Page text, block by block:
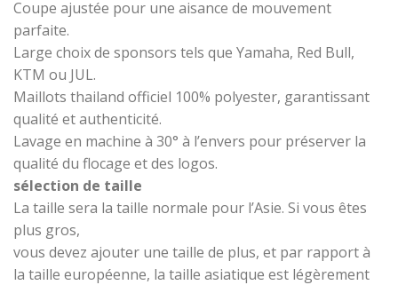
Coupe ajustée pour une aisance de mouvement
parfaite.
Large choix de sponsors tels que Yamaha, Red Bull,
KTM ou JUL.
Maillots thailand officiel 100% polyester, garantissant
qualité et authenticité.
Lavage en machine à 30° à l’envers pour préserver la
qualité du flocage et des logos.
sélection de taille
La taille sera la taille normale pour l’Asie. Si vous êtes
plus gros,
vous devez ajouter une taille de plus, et par rapport à
la taille européenne, la taille asiatique est légèrement